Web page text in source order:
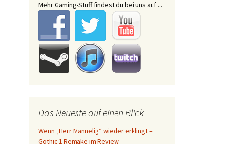
Mehr Gaming-Stuff findest du bei uns auf ...
Das Neueste auf einen Blick
Wenn „Herr Mannelig“ wieder erklingt –
Gothic 1 Remake im Review